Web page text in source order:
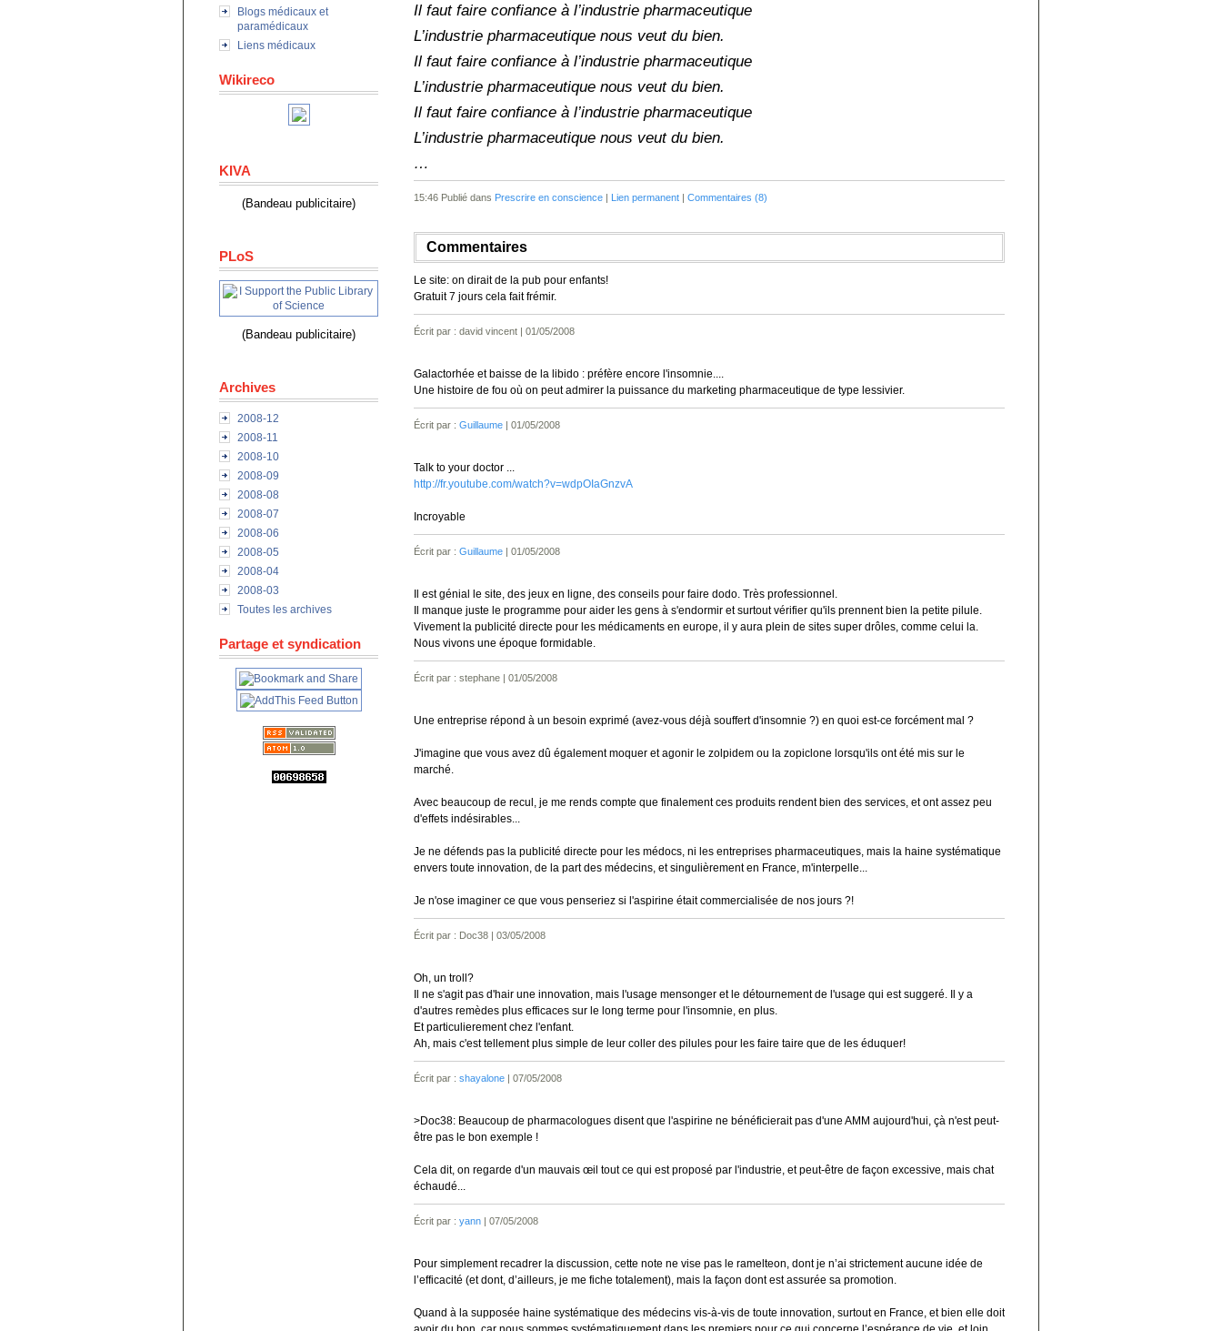
Blogs médicaux et
paramédicaux
Liens médicaux
Wikireco
KIVA
(Bandeau publicitaire)
PLoS
(Bandeau publicitaire)
Archives
2008-12
2008-11
2008-10
2008-09
2008-08
2008-07
2008-06
2008-05
2008-04
2008-03
Toutes les archives
Partage et syndication
Il faut faire confiance à l’industrie pharmaceutique
L’industrie pharmaceutique nous veut du bien.
Il faut faire confiance à l’industrie pharmaceutique
L’industrie pharmaceutique nous veut du bien.
Il faut faire confiance à l’industrie pharmaceutique
L’industrie pharmaceutique nous veut du bien.
…
15:46 Publié dans Prescrire en conscience | Lien permanent | Commentaires (8)
Commentaires
Le site: on dirait de la pub pour enfants!
Gratuit 7 jours cela fait frémir.
Écrit par : david vincent | 01/05/2008
Galactorhée et baisse de la libido : préfère encore l'insomnie....
Une histoire de fou où on peut admirer la puissance du marketing pharmaceutique de type lessivier.
Écrit par : Guillaume | 01/05/2008
Talk to your doctor ...
http://fr.youtube.com/watch?v=wdpOIaGnzvA
Incroyable
Écrit par : Guillaume | 01/05/2008
Il est génial le site, des jeux en ligne, des conseils pour faire dodo. Très professionnel.
Il manque juste le programme pour aider les gens à s'endormir et surtout vérifier qu'ils prennent bien la petite pilule.
Vivement la publicité directe pour les médicaments en europe, il y aura plein de sites super drôles, comme celui la.
Nous vivons une époque formidable.
Écrit par : stephane | 01/05/2008
Une entreprise répond à un besoin exprimé (avez-vous déjà souffert d'insomnie ?) en quoi est-ce forcément mal ?
J'imagine que vous avez dû également moquer et agonir le zolpidem ou la zopiclone lorsqu'ils ont été mis sur le
marché.
Avec beaucoup de recul, je me rends compte que finalement ces produits rendent bien des services, et ont assez peu
d'effets indésirables...
Je ne défends pas la publicité directe pour les médocs, ni les entreprises pharmaceutiques, mais la haine systématique
envers toute innovation, de la part des médecins, et singulièrement en France, m'interpelle...
Je n'ose imaginer ce que vous penseriez si l'aspirine était commercialisée de nos jours ?!
Écrit par : Doc38 | 03/05/2008
Oh, un troll?
Il ne s'agit pas d'hair une innovation, mais l'usage mensonger et le détournement de l'usage qui est suggeré. Il y a
d'autres remèdes plus efficaces sur le long terme pour l'insomnie, en plus.
Et particulierement chez l'enfant.
Ah, mais c'est tellement plus simple de leur coller des pilules pour les faire taire que de les éduquer!
Écrit par : shayalone | 07/05/2008
>Doc38: Beaucoup de pharmacologues disent que l'aspirine ne bénéficierait pas d'une AMM aujourd'hui, çà n'est peut-
être pas le bon exemple !
Cela dit, on regarde d'un mauvais œil tout ce qui est proposé par l'industrie, et peut-être de façon excessive, mais chat
échaudé...
Écrit par : yann | 07/05/2008
Pour simplement recadrer la discussion, cette note ne vise pas le ramelteon, dont je n’ai strictement aucune idée de
l’efficacité (et dont, d’ailleurs, je me fiche totalement), mais la façon dont est assurée sa promotion.
Quand à la supposée haine systématique des médecins vis-à-vis de toute innovation, surtout en France, et bien elle doit